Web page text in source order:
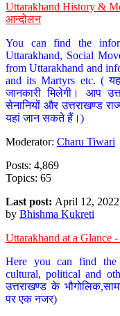
Uttarakhand History &
आन्दोलन
You can find the
Uttarakhand, Social
from Uttarakhand and
and its Martyrs etc. (
जानकारी मिलेगी। आप
सेनानियों और उत्तराखण्ड
यहां जान सकते हैं।)
Moderator: Charu Tiwari
Posts: 4,869
Topics: 65
Last post: April 12,
by Bhishma Kukreti
Uttarakhand at a Glance
Here you can find the
cultural, political and
उत्तराखण्ड के
पर एक नजर)